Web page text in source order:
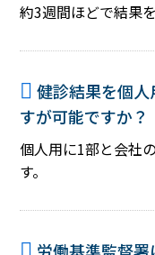
約3週間ほどで結果
健診結果を個
すが可能ですか？
個人用に1部と会社
す。